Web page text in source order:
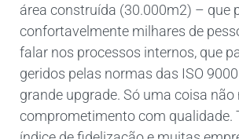
área construída (30.000m2) – que
confortavelmente milhares de
falar nos processos internos, que
geridos pelas normas das ISO
grande upgrade. Só uma coisa
comprometimento com qualidade.